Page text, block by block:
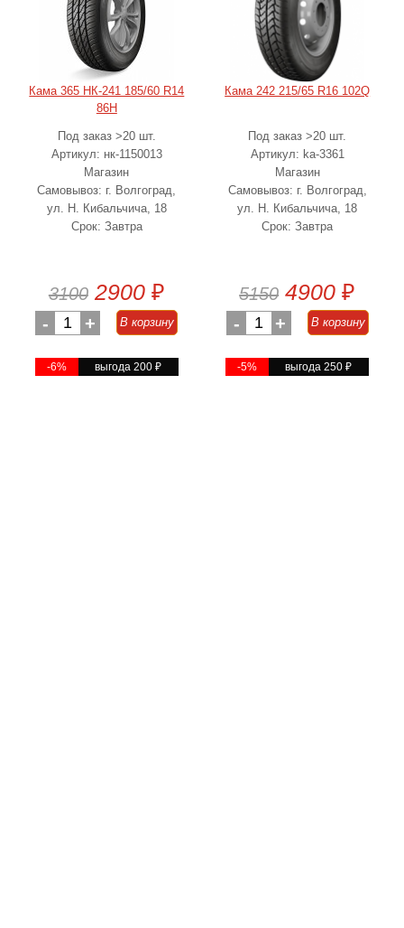
Кама 365 НК-241 185/60 R14
86H
Под заказ >20 шт.
Артикул: нк-1150013
Магазин
Самовывоз: г. Волгоград,
ул. Н. Кибальчича, 18
Срок: Завтра
3100 2900 ₽
- 1 + В корзину
-6% выгода 200₽
Кама 242 215/65 R16 102Q
Под заказ >20 шт.
Артикул: ka-3361
Магазин
Самовывоз: г. Волгоград,
ул. Н. Кибальчича, 18
Срок: Завтра
5150 4900 ₽
- 1 + В корзину
-5% выгода 250₽